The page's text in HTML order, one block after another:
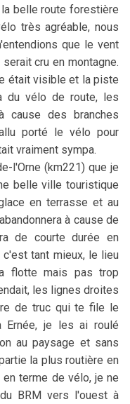
belle route forestière
très agréable, nous
que le vent
cru en montagne.
était visible et la piste
du vélo de route, les
cause des branches
porté le vélo pour
vraiment sympa.
l'Orne (km221) que je
belle ville touristique
en terrasse et au
à cause de
de courte durée en
tant mieux, le lieu
flotte mais pas trop
les lignes droites
de truc qui te file le
Ernée, je les ai roulé
au paysage et sans
la plus routière en
terme de vélo, je ne
BRM vers l'ouest à